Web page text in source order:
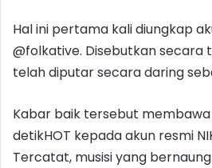
Hal ini pertama kali diungkap
@folkative. Disebutkan secara
telah diputar secara daring
Kabar baik tersebut
detikHOT kepada akun resmi
Tercatat, musisi yang